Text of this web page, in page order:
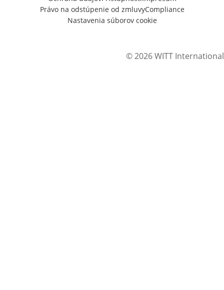
Právo na odstúpenie od zmluvyCompliance
Nastavenia súborov cookie
© 2026 WITT International